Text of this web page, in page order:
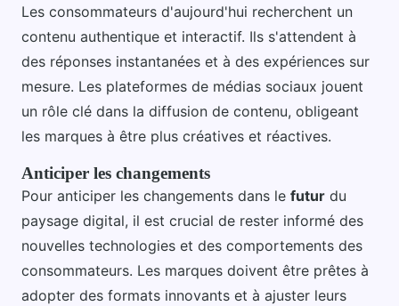
Les consommateurs d'aujourd'hui recherchent un
contenu authentique et interactif. Ils s'attendent à
des réponses instantanées et à des expériences sur
mesure. Les plateformes de médias sociaux jouent
un rôle clé dans la diffusion de contenu, obligeant
les marques à être plus créatives et réactives.
Anticiper les changements
Pour anticiper les changements dans le futur du
paysage digital, il est crucial de rester informé des
nouvelles technologies et des comportements des
consommateurs. Les marques doivent être prêtes à
adopter des formats innovants et à ajuster leurs